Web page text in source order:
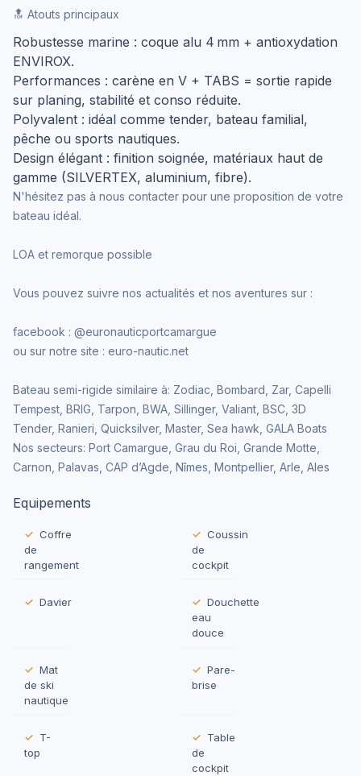
🔝 Atouts principaux
Robustesse marine : coque alu 4 mm + antioxydation
ENVIROX.
Performances : carène en V + TABS = sortie rapide
sur planing, stabilité et conso réduite.
Polyvalent : idéal comme tender, bateau familial,
pêche ou sports nautiques.
Design élégant : finition soignée, matériaux haut de
gamme (SILVERTEX, aluminium, fibre).
N'hésitez pas à nous contacter pour une proposition de votre
bateau idéal.
LOA et remorque possible
Vous pouvez suivre nos actualités et nos aventures sur :
facebook : @euronauticportcamargue
ou sur notre site : euro-nautic.net
Bateau semi-rigide similaire à: Zodiac, Bombard, Zar, Capelli
Tempest, BRIG, Tarpon, BWA, Sillinger, Valiant, BSC, 3D
Tender, Ranieri, Quicksilver, Master, Sea hawk, GALA Boats
Nos secteurs: Port Camargue, Grau du Roi, Grande Motte,
Carnon, Palavas, CAP d’Agde, Nîmes, Montpellier, Arle, Ales
Equipements
Coffre
de
rangement
Coussin
de
cockpit
Davier
Douchette
eau
douce
Mat
de ski
nautique
Pare-
brise
T-
top
Table
de
cockpit